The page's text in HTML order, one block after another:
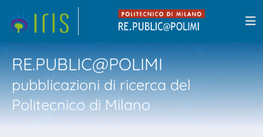
RE.PUBLIC@POLIMI
pubblicazioni di ricerca del
Politecnico di Milano